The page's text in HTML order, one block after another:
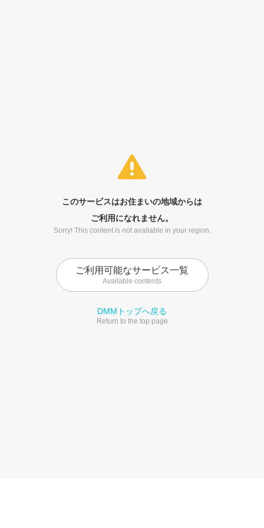
このサービスはお住まいの地域からは
ご利用になれません。
Sorry! This content is not available in your region.
ご利用可能なサービス一覧
Available contents
DMMトップへ戻る
Return to the top page